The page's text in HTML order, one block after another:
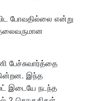
போவதில்லை என்று
பேச்சுவார்த்தை
இந்த
இடையே நடந்த